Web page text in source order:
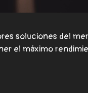
soluciones del
el máximo